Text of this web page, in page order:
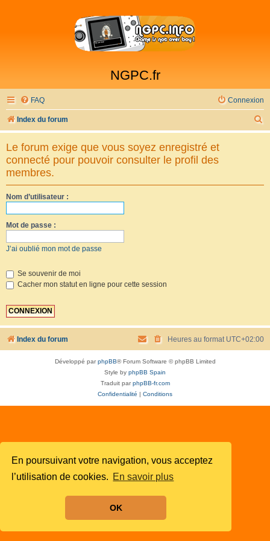
En poursuivant votre navigation, vous acceptez
l’utilisation de cookies. En savoir plus
OK
NGPC.fr
FAQ Connexion
Index du forum
e
Le forum exige que vous soyez enregistré et
connecté pour pouvoir consulter le profil des
membres.
Nom d’utilisateur :
Mot de passe :
J’ai oublié mon mot de passe
Se souvenir de moi
Cacher mon statut en ligne pour cette session
Index du forum Heures au format UTC+02:00
Développé parphpBB® Forum Software © phpBB Limited
Style by phpBB Spain
Traduit parphpBB-fr.com
Confidentialité
Conditions